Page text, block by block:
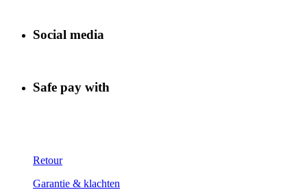
Social media
Safe pay with
Retour
Garantie & klachten